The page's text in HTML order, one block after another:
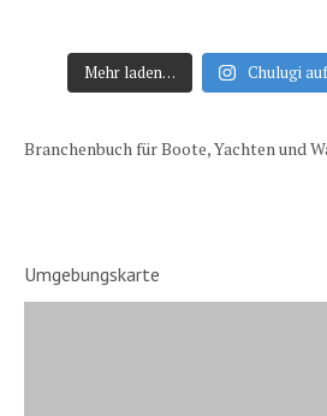
Mehr laden… Chulugi
Branchenbuch für Boote, Yachten und
Umgebungskarte